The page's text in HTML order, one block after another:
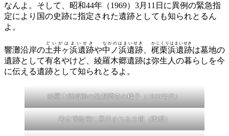
なんよ。そして、昭和44年（1969）3月11日に異例の緊急指
定により国の史跡に指定された遺跡としても知られとるん
よ。
響灘沿岸の土井ヶ浜遺跡
どいがはまいせき
や中ノ浜遺跡
なかのはまいせき
梶栗浜遺跡
かじくりはまいせき
は墓地の
遺跡として有名やけど、綾羅木郷遺跡は弥生人の暮らしを今
に伝える遺跡として知られとるよ。
綾羅木郷遺跡の発掘調査の様子（1960年代）
考古博物館に展示される土笛（陶塤）